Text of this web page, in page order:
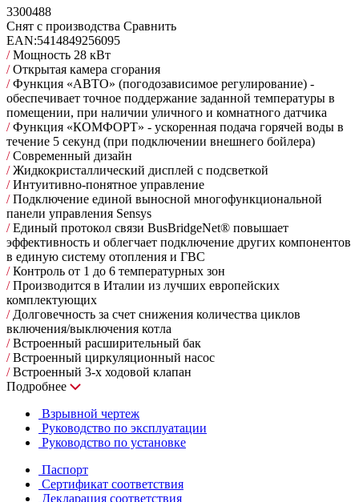
3300488
Снят с производства Сравнить
EAN:5414849256095
/Мощность 28 кВт
/Открытая камера сгорания
/Функция «АВТО» (погодозависимое регулирование) -
обеспечивает точное поддержание заданной температуры в
помещении, при наличии уличного и комнатного датчика
/Функция «КОМФОРТ» - ускоренная подача горячей воды в
течение 5 секунд (при подключении внешнего бойлера)
/Современный дизайн
/Жидкокристаллический дисплей с подсветкой
/Интуитивно-понятное управление
/Подключение единой выносной многофункциональной
панели управления Sensys
/Единый протокол связи BusBridgeNet® повышает
эффективность и облегчает подключение других компонентов
в единую систему отопления и ГВС
/Контроль от 1 до 6 температурных зон
/Производится в Италии из лучших европейских
комплектующих
/Долговечность за счет снижения количества циклов
включения/выключения котла
/Встроенный расширительный бак
/Встроенный циркуляционный насос
/Встроенный 3-х ходовой клапан
Подробнее
Взрывной чертеж
Руководство по эксплуатации
Руководство по установке
Паспорт
Сертификат соответствия
Декларация соответствия